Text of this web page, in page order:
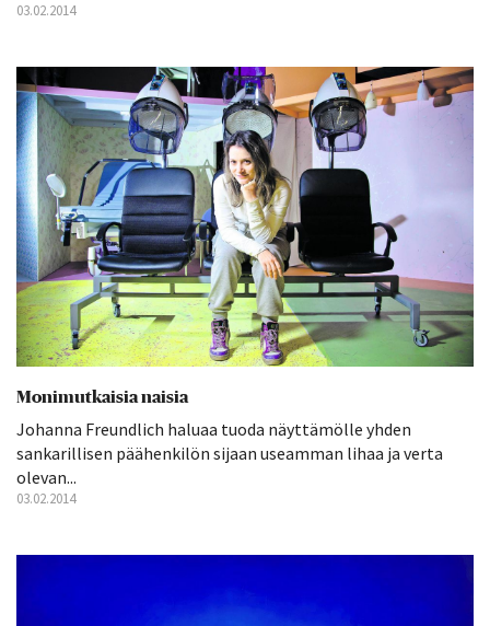
03.02.2014
Monimutkaisia naisia
Johanna Freundlich haluaa tuoda näyttämölle yhden
sankarillisen päähenkilön sijaan useamman lihaa ja verta
olevan...
03.02.2014